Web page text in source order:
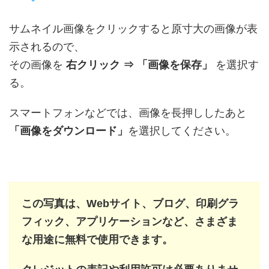
サムネイル画像をクリックすると原寸大の画像が表
示されるので、
その画像を 右クリック ⇒ 「画像を保存」
を選択す
る。
スマートフォンなどでは、画像を長押ししたあと
「画像をダウンロード」 を選択してください。
この写真は、Webサイト、ブログ、印刷グラ
フィック、アプリケーションなど、さまざま
な用途に無料で使用できます。